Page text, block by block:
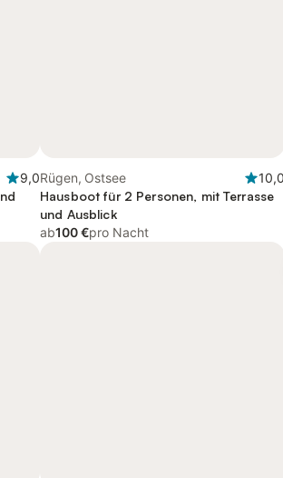
9,0Rügen, Ostsee
10,0
Hausboot für 2 Personen, mit Terrasse
und Ausblick
ab100 €pro Nacht